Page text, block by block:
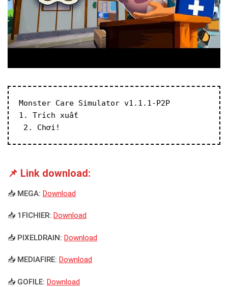
Monster Care Simulator v1.1.1-P2P
1. Trích xuất
2. Chơi!
📌 Link download:
📥 MEGA: Download
📥 1FICHIER: Download
📥 PIXELDRAIN: Download
📥 MEDIAFIRE: Download
📥 GOFILE: Download